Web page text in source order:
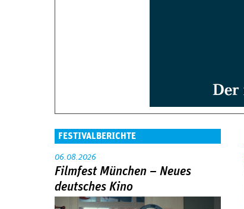
FESTIVALBERICHTE
06.08.2026
Filmfest München – Neues
deutsches Kino